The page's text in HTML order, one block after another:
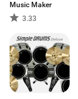
Music Maker
3.33